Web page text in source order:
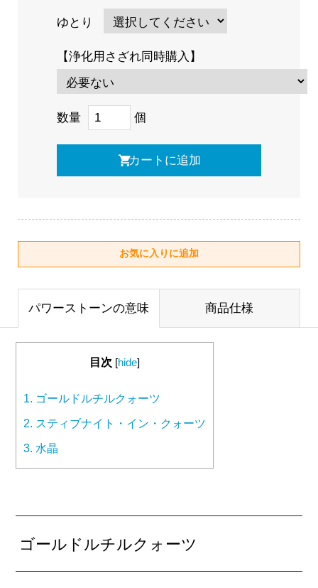
ゆとり
【浄化用さざれ同時購入】
数量 個
パワーストーンの意味 商品仕様
目次 [hide]
1. ゴールドルチルクォーツ
2. スティブナイト・イン・クォーツ
3. 水晶
ゴールドルチルクォーツ